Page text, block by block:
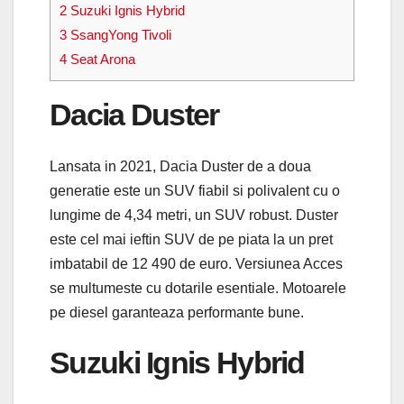
2 Suzuki Ignis Hybrid
3 SsangYong Tivoli
4 Seat Arona
Dacia Duster
Lansata in 2021, Dacia Duster de a doua
generatie este un SUV fiabil si polivalent cu o
lungime de 4,34 metri, un SUV robust. Duster
este cel mai ieftin SUV de pe piata la un pret
imbatabil de 12 490 de euro. Versiunea Acces
se multumeste cu dotarile esentiale. Motoarele
pe diesel garanteaza performante bune.
Suzuki Ignis Hybrid